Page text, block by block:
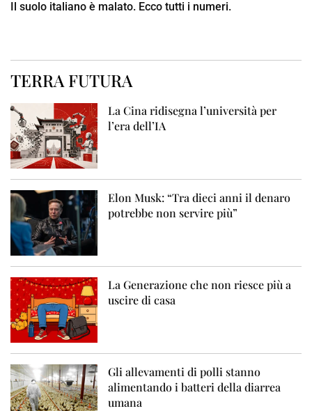
Il suolo italiano è malato. Ecco tutti i numeri.
TERRA FUTURA
La Cina ridisegna l’università per
l’era dell’IA
Elon Musk: “Tra dieci anni il denaro
potrebbe non servire più”
La Generazione che non riesce più a
uscire di casa
Gli allevamenti di polli stanno
alimentando i batteri della diarrea
umana